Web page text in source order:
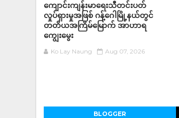
ကျောင်းကျန်းမာရေးသီတင်းပတ်
လှုပ်ရှားမှုအဖြစ် ဂန့်ဂေါမြို့နယ်တွင်
တတိယအကြိမ်မြောက် အာဟာရ
ကျွေးမွေး
Ko Lay Naung Aug 07, 2026
BLOGGER